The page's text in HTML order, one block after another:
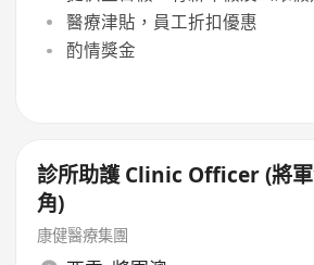
醫療津貼，員工折扣優惠
酌情獎金
診所助護 Clinic Officer (將
角)
康健醫療集團